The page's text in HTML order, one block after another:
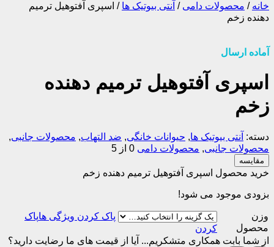
خانه / محصولات دامی / آنتی بیوتیک ها / اسپری آفتوهیل ترمیم
دهنده زخم
آماده ارسال
اسپری آفتوهیل ترمیم دهنده
زخم
دسته: آنتی بیوتیک ها, حیوانات خانگی, ضد التهاب, محصولات جانبی,
محصولات جانبی, محصولات دامی 0 از 5
مقایسه
خرید محصول اسپری آفتوهیل ترمیم دهنده زخم
بزودی موجود می شود!
وزن
محصول
پاک
کردن
از شما بابت همکاری متشکریم... آیا از قیمت های ما رضایت دارید؟